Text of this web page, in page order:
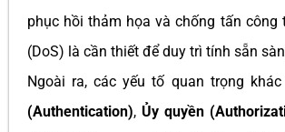
phục hồi thảm họa và chống tấn công
(DoS) là cần thiết để duy trì tính sẵn
Ngoài ra, các yếu tố quan trọng
(Authentication), Ủy quyền